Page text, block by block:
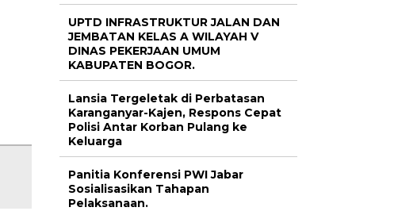
UPTD INFRASTRUKTUR JALAN DAN
JEMBATAN KELAS A WILAYAH V
DINAS PEKERJAAN UMUM
KABUPATEN BOGOR.
Lansia Tergeletak di Perbatasan
Karanganyar-Kajen, Respons Cepat
Polisi Antar Korban Pulang ke
Keluarga
Panitia Konferensi PWI Jabar
Sosialisasikan Tahapan
Pelaksanaan.